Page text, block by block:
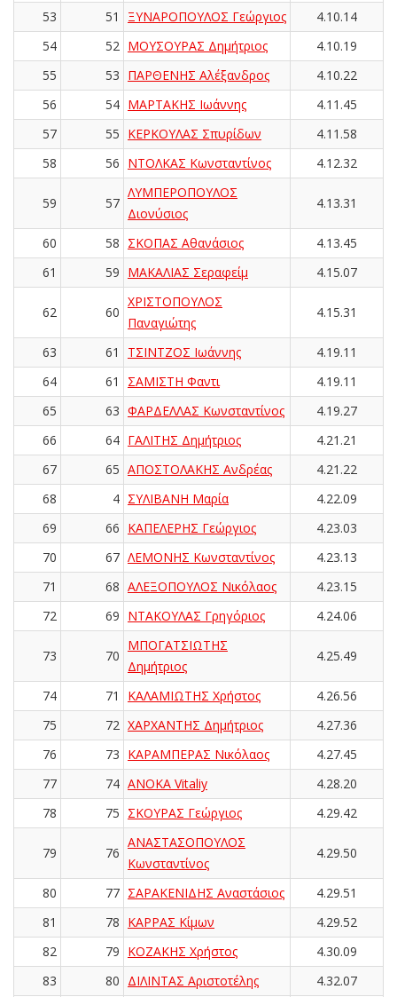
53 51 ΞΥΝΑΡΟΠΟΥΛΟΣ Γεώργιος
4.10.14
54
52 ΜΟΥΣΟΥΡΑΣ Δημήτριος
4.10.19
55
53 ΠΑΡΘΕΝΗΣ Αλέξανδρος
4.10.22
56
54 ΜΑΡΤΑΚΗΣ Ιωάννης
4.11.45
57
55 ΚΕΡΚΟΥΛΑΣ Σπυρίδων
4.11.58
58
56 ΝΤΟΛΚΑΣ Κωνσταντίνος 4.12.32
59 57
ΛΥΜΠΕΡΟΠΟΥΛΟΣ
Διονύσιος
4.13.31
60 58 ΣΚΟΠΑΣ Αθανάσιος
4.13.45
61
59 ΜΑΚΑΛΙΑΣ Σεραφείμ 4.15.07
62 60
ΧΡΙΣΤΟΠΟΥΛΟΣ
Παναγιώτης
4.15.31
63 61 ΤΣΙΝΤΖΟΣ Ιωάννης
4.19.11
64
61 ΣΑΜΙΣΤΗ Φαντι
4.19.11
65
63 ΦΑΡΔΕΛΛΑΣ Κωνσταντίνος
4.19.27
66
64 ΓΑΛΙΤΗΣ Δημήτριος
4.21.21
67
65 ΑΠΟΣΤΟΛΑΚΗΣ Ανδρέας
4.21.22
68
4 ΣΥΛΙΒΑΝΗ Μαρία
4.22.09
69
66 ΚΑΠΕΛΕΡΗΣ Γεώργιος
4.23.03
70
67 ΛΕΜΟΝΗΣ Κωνσταντίνος
4.23.13
71
68 ΑΛΕΞΟΠΟΥΛΟΣ Νικόλαος
4.23.15
72
69 ΝΤΑΚΟΥΛΑΣ Γρηγόριος 4.24.06
73 70
ΜΠΟΓΑΤΣΙΩΤΗΣ
Δημήτριος
4.25.49
74 71 ΚΑΛΑΜΙΩΤΗΣ Χρήστος
4.26.56
75
72 ΧΑΡΧΑΝΤΗΣ Δημήτριος
4.27.36
76
73 ΚΑΡΑΜΠΕΡΑΣ Νικόλαος
4.27.45
77
74 ANOKA Vitaliy
4.28.20
78
75 ΣΚΟΥΡΑΣ Γεώργιος 4.29.42
79 76
ΑΝΑΣΤΑΣΟΠΟΥΛΟΣ
Κωνσταντίνος
4.29.50
80 77 ΣΑΡΑΚΕΝΙΔΗΣ Αναστάσιος
4.29.51
81
78 ΚΑΡΡΑΣ Κίμων
4.29.52
82
79 ΚΟΖΑΚΗΣ Χρήστος
4.30.09
83
80 ΔΙΛΙΝΤΑΣ Αριστοτέλης
4.32.07